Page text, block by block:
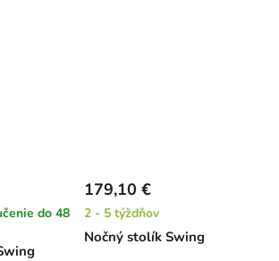
do 48
Nočný stolík Swing
179,10 €
2 - 5 týždňov